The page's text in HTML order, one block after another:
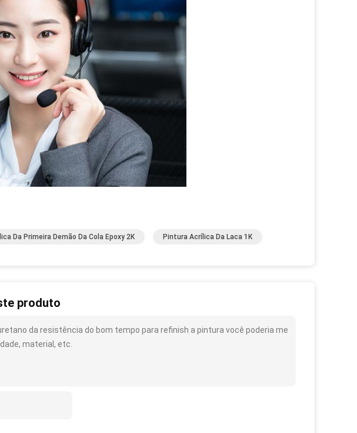
Da Primeira Demão Da Cola Epoxy 2K Pintura Acrílica Da Laca 1K
produto
da resistência do bom tempo para refinish a pintura você poderia me
material, etc.